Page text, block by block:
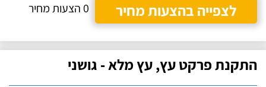
לצפייה בהצעות מחיר
0 הצעות מחיר
התקנת פרקט עץ, עץ מלא - גושני